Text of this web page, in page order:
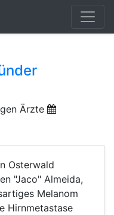
Ärzte
Osterwald
"Jaco" Almeida,
Melanom
Hirnmetastase